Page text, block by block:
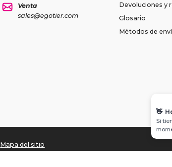
Venta
sales@egotier.com
Devoluciones y
Glosario
Métodos de
Mapa del sitio
👋
Si